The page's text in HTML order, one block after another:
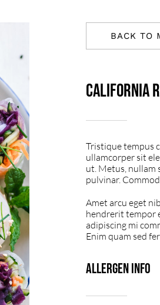
BACK TO
California
Tristique tempus
ullamcorper sit
ut. Metus, nullam
pulvinar.
Amet arcu eget
hendrerit tempor
adipiscing mi
Enim quam sed
Allergen Info